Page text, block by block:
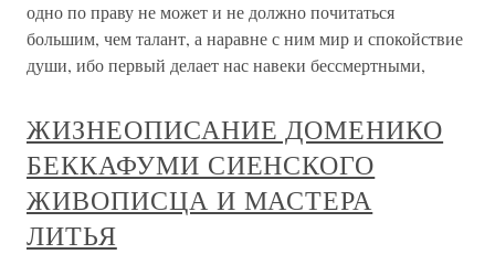
одно по праву не может и не должно почитаться
большим, чем талант, а наравне с ним мир и спокойствие
души, ибо первый делает нас навеки бессмертными,
ЖИЗНЕОПИСАНИЕ ДОМЕНИКО
БЕККАФУМИ СИЕНСКОГО
ЖИВОПИСЦА И МАСТЕРА
ЛИТЬЯ